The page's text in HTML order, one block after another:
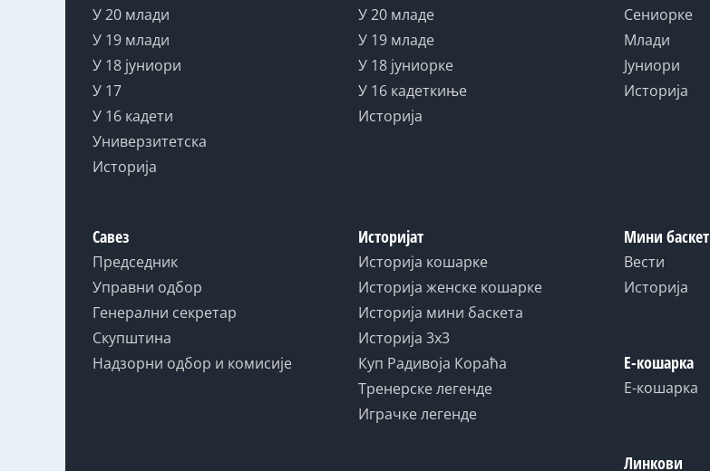
У 20 млади
У 19 млади
У 18 јуниори
У 17
У 16 кадети
Универзитетска
Историја
Савез
Председник
Управни одбор
Генерални секретар
Скупштина
Надзорни одбор и комисије
У 20 младе
У 19 младе
У 18 јуниорке
У 16 кадеткиње
Историја
Историјат
Историја кошарке
Историја женске кошарке
Историја мини баскета
Историја 3x3
Куп Радивоја Кораћа
Тренерске легенде
Играчке легенде
Сениорке
Млади
Јуниори
Историја
Мини баскет
Вести
Историја
Е-кошарка
Е-кошарка
Линкови